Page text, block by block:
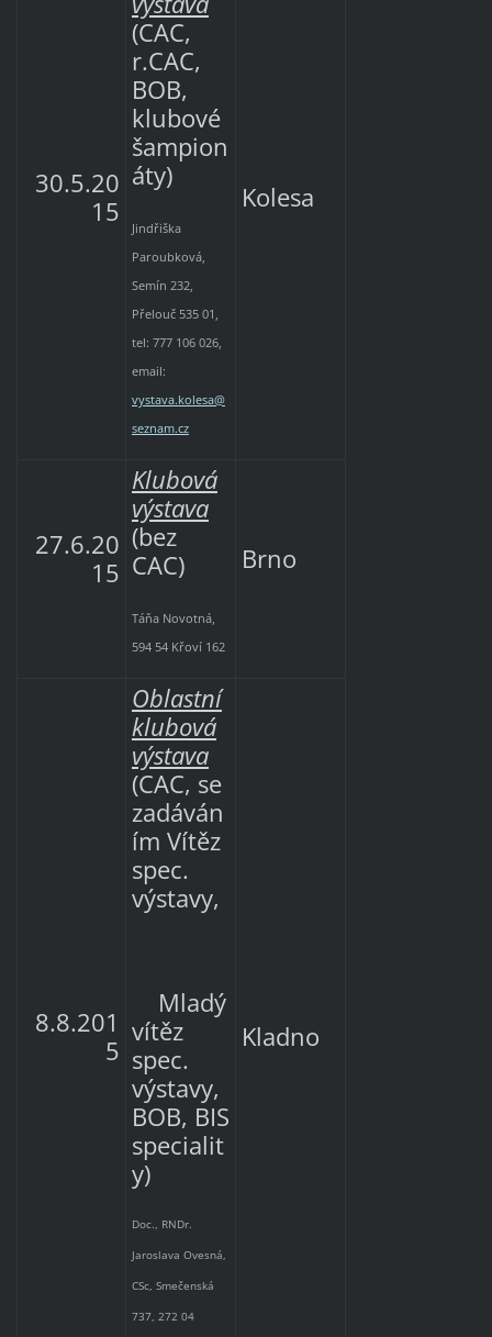
30.5.20
15
(CAC,
r.CAC,
BOB,
klubové
šampion
áty)
Jindřiška
Paroubková,
Semín 232,
Přelouč 535 01,
tel: 777 106 026,
email:
vystava.kolesa@
seznam.cz
Kolesa
27.6.20
15
Klubová
výstava
(bez
CAC)
Táňa Novotná,
594 54 Křoví 162
Brno
8.8.201
5
Oblastní
klubová
výstava
(CAC, se
zadáván
ím Vítěz
spec.
výstavy,
Mladý
vítěz
spec.
výstavy,
BOB, BIS
specialit
y)
Doc., RNDr.
Jaroslava Ovesná,
CSc, Smečenská
737, 272 04
Kladno